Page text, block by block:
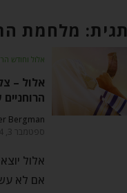
תגית: מלחמת
אלול וחודש
אלול –
Bergman
ספטמבר 3, 2024
אלול
אם לא